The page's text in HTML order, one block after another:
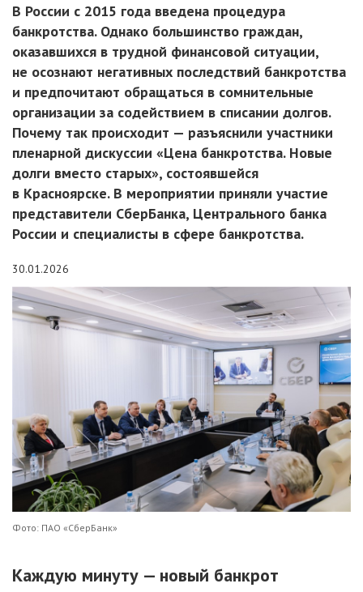
В России с 2015 года введена процедура
банкротства. Однако большинство граждан,
оказавшихся в трудной финансовой ситуации,
не осознают негативных последствий банкротства
и предпочитают обращаться в сомнительные
организации за содействием в списании долгов.
Почему так происходит — разъяснили участники
пленарной дискуссии «Цена банкротства. Новые
долги вместо старых», состоявшейся
в Красноярске. В мероприятии приняли участие
представители СберБанка, Центрального банка
России и специалисты в сфере банкротства.
30.01.2026
Фото: ПАО «СберБанк»
Каждую минуту — новый банкрот